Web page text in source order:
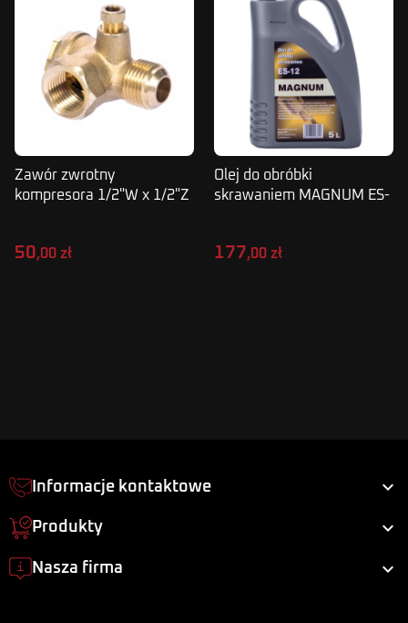
Zawór zwrotny
kompresora 1/2"W x 1/2"Z
50,00 zł
Olej do obróbki
skrawaniem MAGNUM ES-
177,00 zł
Informacje kontaktowe 
Produkty 
Nasza firma 